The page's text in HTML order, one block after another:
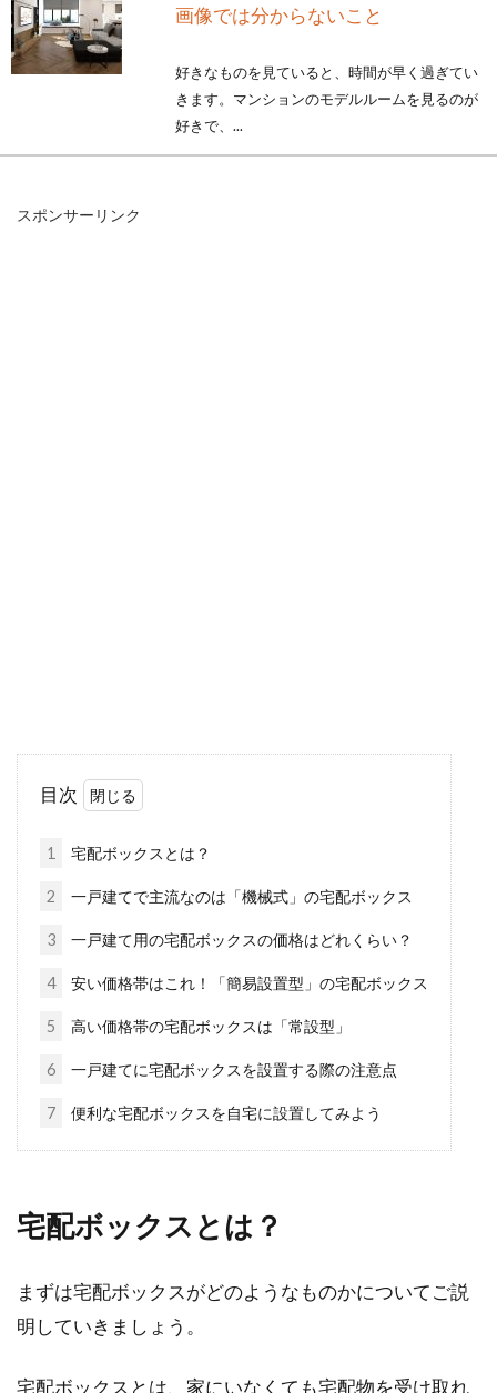
画像では分からないこと
好きなものを見ていると、時間が早く過ぎてい
きます。マンションのモデルルームを見るのが
好きで、...
なタイミングが多いのか？
マンションの購入は、人生における大きな出来
事の一つになるでしょう。ビッグイベントであ
家を建てる人必見！ブログを参考に
今、アパートなどの賃貸物件に住んでいるご家
庭の中には、家を建てるか悩んでいる方もいる
のではないで...
アパートのリビングは防音対策して
ら、最初は幸せな気持ちでいっぱいでしょう。
スポンサーリンク
目次
1 宅配ボックスとは？
2 一戸建てで主流なのは「機械式」の宅配ボックス
3 一戸建て用の宅配ボックスの価格はどれくらい？
4 安い価格帯はこれ！「簡易設置型」の宅配ボックス
5 高い価格帯の宅配ボックスは「常設型」
6 一戸建てに宅配ボックスを設置する際の注意点
7 便利な宅配ボックスを自宅に設置してみよう
宅配ボックスとは？
まずは宅配ボックスがどのようなものかについてご説
明していきましょう。
宅配ボックスとは、家にいなくても宅配物を受け取れ